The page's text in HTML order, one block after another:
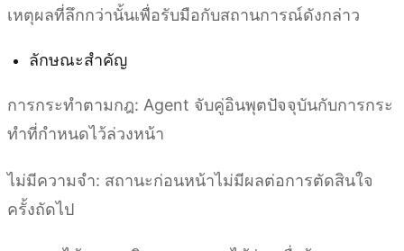
เหตุผลที่ลึกกว่านั้นเพื่อรับมือกับสถานการณ์ดังกล่าว
ลักษณะสำคัญ
การกระทำตามกฎ: Agent จับคู่อินพุตปัจจุบันกับการกระ
ทำที่กำหนดไว้ล่วงหน้า
ไม่มีความจำ: สถานะก่อนหน้าไม่มีผลต่อการตัดสินใจ
ครั้งถัดไป